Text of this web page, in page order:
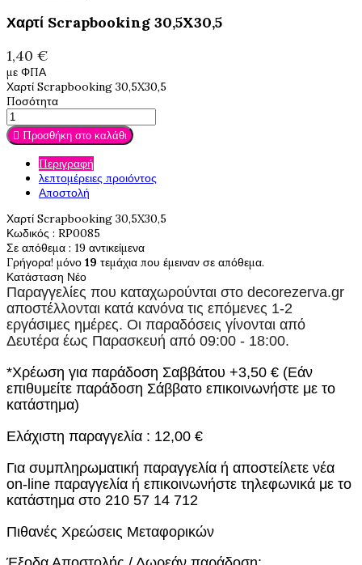
Χαρτί Scrapbooking 30,5X30,5
1,40 €
με ΦΠΑ
Χαρτί Scrapbooking 30,5X30,5
Ποσότητα
 Προσθήκη στο καλάθι
Περιγραφή
λεπτομέρειες προιόντος
Αποστολή
Χαρτί Scrapbooking 30,5X30,5
Κωδικός : RP0085
Σε απόθεμα : 19 αντικείμενα
Γρήγορα! μόνο 19 τεμάχια που έμειναν σε απόθεμα.
Κατάσταση Νέο
Παραγγελίες που καταχωρούνται στο decorezerva.gr
αποστέλλονται κατά κανόνα τις επόμενες 1-2
εργάσιμες ημέρες. Οι παραδόσεις γίνονται από
Δευτέρα έως Παρασκευή από 09:00 - 18:00.
*Χρέωση για παράδοση Σαββάτου +3,50 € (Εάν
επιθυμείτε παράδοση Σάββατο επικοινωνήστε με το
κατάστημα)
Ελάχιστη παραγγελία : 12,00 €
Για συμπληρωματική παραγγελία ή αποστείλετε νέα
on-line παραγγελία ή επικοινωνήστε τηλεφωνικά με το
κατάστημα στο 210 57 14 712
Πιθανές Χρεώσεις Μεταφορικών